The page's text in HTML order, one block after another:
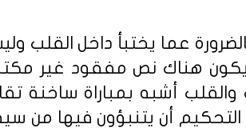
عما يختبأ داخل القلب
يكون هناك نص مفقود غير
أشبه بمباراة ساخنة
أن يتنبؤون فيها من